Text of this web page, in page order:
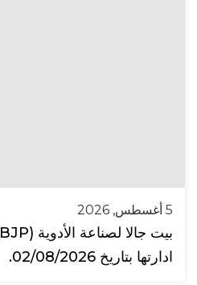
5 أغسطس, 2026
ادارتها بتاريخ 02/08/2026.